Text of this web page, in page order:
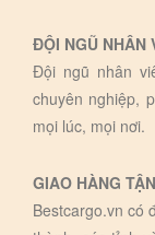
ĐỘI NGŨ NHÂN
Đội ngũ nhân
chuyên nghiệp,
mọi lúc, mọi nơi.
GIAO HÀNG
Bestcargo.vn có